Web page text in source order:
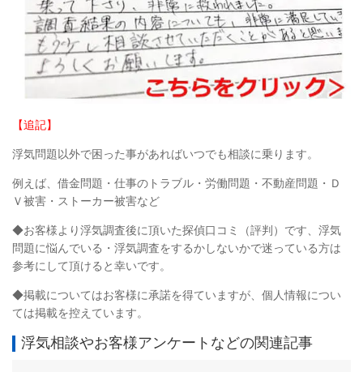
【追記】
浮気問題以外で困った事があればいつでも相談に乗ります。
例えば、借金問題・仕事のトラブル・労働問題・不動産問題・Ｄ
Ｖ被害・ストーカー被害など
◆お客様より浮気調査後に頂いた探偵口コミ（評判）です、浮気
問題に悩んでいる・浮気調査をするかしないかで迷っている方は
参考にして頂けると幸いです。
◆掲載についてはお客様に承諾を得ていますが、個人情報につい
ては掲載を控えています。
浮気相談やお客様アンケートなどの関連記事